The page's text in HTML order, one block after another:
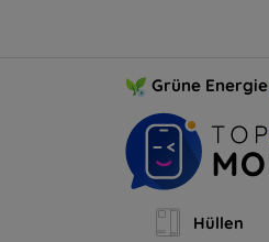
Grüne Energie
Hüllen